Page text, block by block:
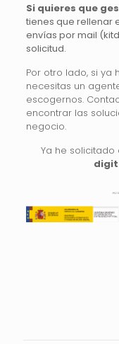
Si quieres que
tienes que rellenar
envías por mail
solicitud.
Por otro lado, si ya
necesitas un
escogernos.
encontrar las
negocio.
Ya he solicitado